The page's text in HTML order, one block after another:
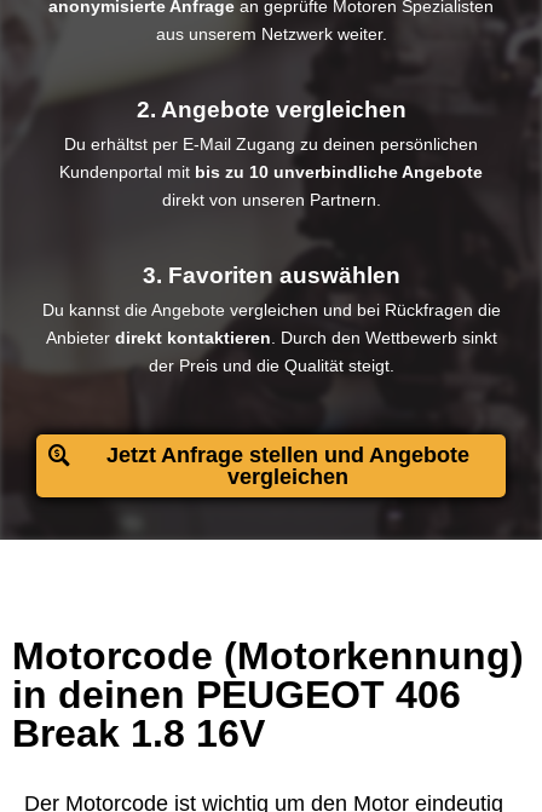
anonymisierte Anfrage an geprüfte Motoren Spezialisten
aus unserem Netzwerk weiter.
2. Angebote vergleichen
Du erhältst per E-Mail Zugang zu deinen persönlichen
Kundenportal mit bis zu 10 unverbindliche Angebote
direkt von unseren Partnern.
3. Favoriten auswählen
Du kannst die Angebote vergleichen und bei Rückfragen die
Anbieter direkt kontaktieren. Durch den Wettbewerb sinkt
der Preis und die Qualität steigt.​
Jetzt Anfrage stellen und Angebote
vergleichen
Motorcode (Motorkennung)
in deinen PEUGEOT 406
Break 1.8 16V
Der Motorcode ist wichtig um den Motor eindeutig